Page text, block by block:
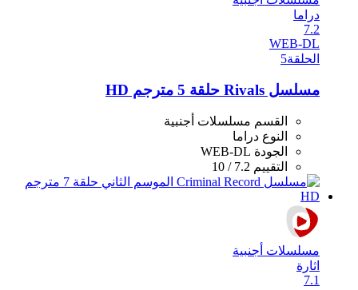
دراما
7.2
WEB-DL
الحلقة5
مسلسل Rivals حلقة 5 مترجم HD
القسم مسلسلات أجنبية
النوع دراما
الجودة WEB-DL
التقييم 7.2 / 10
مسلسلات أجنبية
اثارة
7.1